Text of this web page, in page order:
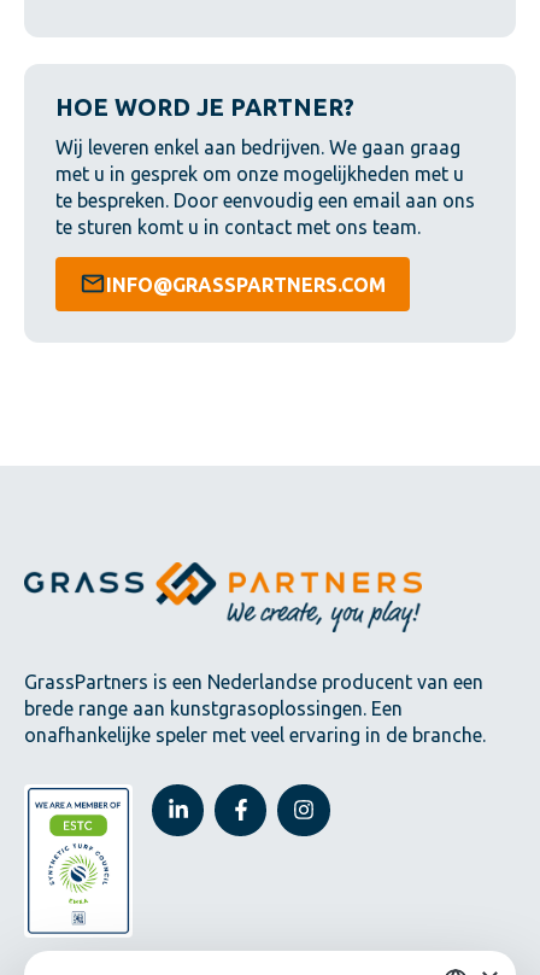
HOE WORD JE PARTNER?
Wij leveren enkel aan bedrijven. We gaan graag
met u in gesprek om onze mogelijkheden met u
te bespreken. Door eenvoudig een email aan ons
te sturen komt u in contact met ons team.
INFO@GRASSPARTNERS.COM
GrassPartners is een Nederlandse producent van een
brede range aan kunstgrasoplossingen. Een
onafhankelijke speler met veel ervaring in de branche.